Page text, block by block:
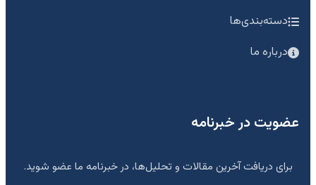
دسته‌بندی‌ها
درباره ما
عضویت در خبرنامه
برای دریافت آخرین مقالات و تحلیل‌ها، در خبرنامه ما عضو شوید.